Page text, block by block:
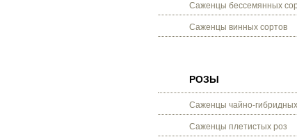
Саженцы бессемянных
Саженцы винных сортов
РОЗЫ
Саженцы чайно-
Саженцы плетистых роз